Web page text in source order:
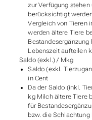
zur Verfügung
berücksichtigt
Vergleich von Tieren
werden ältere Tiere
Lebenszeit aufteilen
Saldo (exkl.) / Mkg
Saldo (exkl.
in Cent
Da der Saldo (inkl.
kg Milch ältere Tiere
für
bzw. die Schlachtung